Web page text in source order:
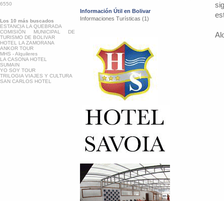
6550
Los 10 más buscados
ESTANCIA LA QUEBRADA
COMISIÓN MUNICIPAL DE
TURISMO DE BOLIVAR
HOTEL LA ZAMORANA
ANKOR TOUR
MHS - Alquileres
LA CASONA HOTEL
SUMAIN
YO SOY TOUR
TRILOGIA VIAJES Y CULTURA
SAN CARLOS HOTEL
Información Útil en Bolivar
Informaciones Turísticas (1)